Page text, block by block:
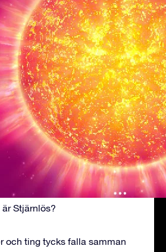
Stjärnlös?
och ting tycks falla samman